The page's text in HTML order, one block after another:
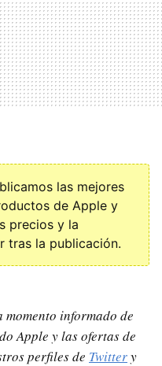
las mejores
de Apple y
precios y la
tras la publicación.
informado de
Apple y las ofertas de
perfiles de Twittery